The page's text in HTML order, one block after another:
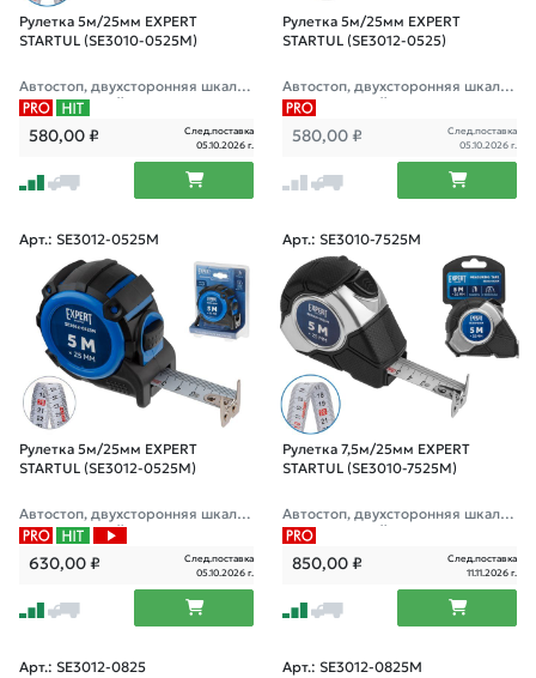
Рулетка 5м/25мм EXPERT
STARTUL (SE3010-0525M)
Автостоп, двухсторонняя шкала
нанесения, нейлоновое покрыти
е "антисоль", магнитный зацеп
580,00₽
След.поставка
05.10.2026 г.
Рулетка 5м/25мм EXPERT
STARTUL (SE3012-0525)
Автостоп, двухсторонняя шкала
нанесения, нейлоновое покрыти
е "антисоль", двухсторонний заце
580,00 ₽
След.поставка
05.10.2026 г.
Арт.: SE3012-0525M
Рулетка 5м/25мм EXPERT
STARTUL (SE3012-0525M)
Автостоп, двухсторонняя шкала
нанесения, нейлоновое покрыти
е "антисоль", усиленный магнитн
ый двухсто
630,00₽
След.поставка
05.10.2026 г.
Арт.: SE3010-7525M
Рулетка 7,5м/25мм EXPERT
STARTUL (SE3010-7525M)
Автостоп, двухсторонняя шкала
нанесения, нейлоновое покрыти
е "антисоль", магнитный зацеп
850,00₽
След.поставка
11.11.2026 г.
Арт.: SE3012-0825 Арт.: SE3012-0825M